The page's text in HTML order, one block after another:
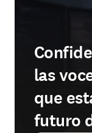
las
que
futuro